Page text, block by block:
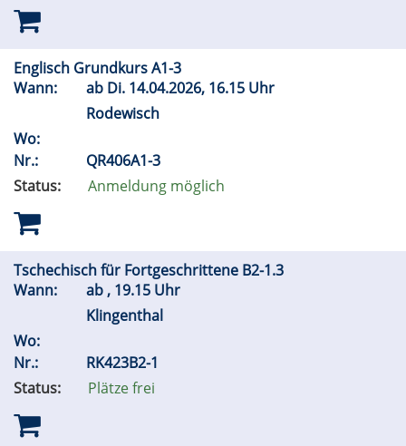
Englisch Grundkurs A1-3
Wann:
ab Di. 14.04.2026, 16.15 Uhr
Rodewisch
Wo:
Nr.:
QR406A1-3
Status:
Anmeldung möglich
Tschechisch für Fortgeschrittene B2-1.3
Wann:
ab , 19.15 Uhr
Klingenthal
Wo:
Nr.:
RK423B2-1
Status:
Plätze frei